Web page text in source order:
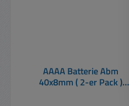
AAAA Batterie Abm
40x8mm ( 2-er Pack )